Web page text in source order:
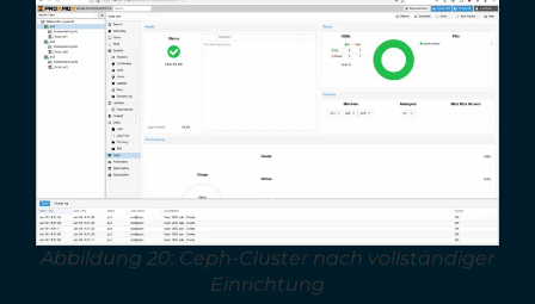
Abbildung 20: Ceph-Cluster nach vollständiger
Einrichtung